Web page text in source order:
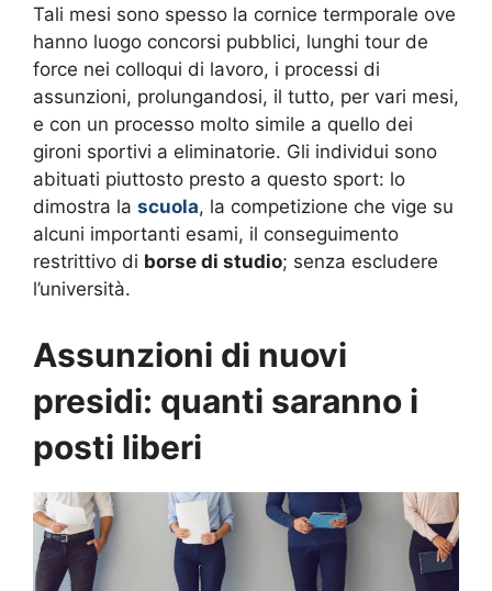
Tali mesi sono spesso la cornice termporale ove
hanno luogo concorsi pubblici, lunghi tour de
force nei colloqui di lavoro, i processi di
assunzioni, prolungandosi, il tutto, per vari mesi,
e con un processo molto simile a quello dei
gironi sportivi a eliminatorie. Gli individui sono
abituati piuttosto presto a questo sport: lo
dimostra la scuola, la competizione che vige su
alcuni importanti esami, il conseguimento
restrittivo di borse di studio; senza escludere
l’università.
Assunzioni di nuovi
presidi: quanti saranno i
posti liberi